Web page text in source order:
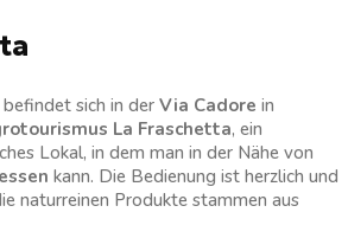
sich in der Via Cadore in
La Fraschetta, ein
Lokal, in dem man in der Nähe von
kann. Die Bedienung ist herzlich und
naturreinen Produkte stammen aus